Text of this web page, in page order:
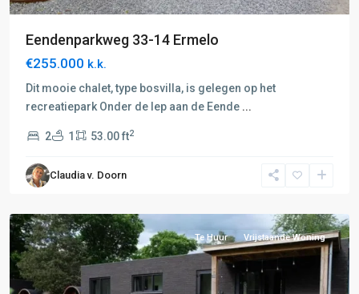
Eendenparkweg 33-14 Ermelo
€255.000 k.k.
Dit mooie chalet, type bosvilla, is gelegen op het
recreatiepark Onder de Iep aan de Eende ...
2 1 53.00 ft2
Claudia v. Doorn
F:
Barneveld-
Voorthuizen,
Te Huur Vrijstaande Woning